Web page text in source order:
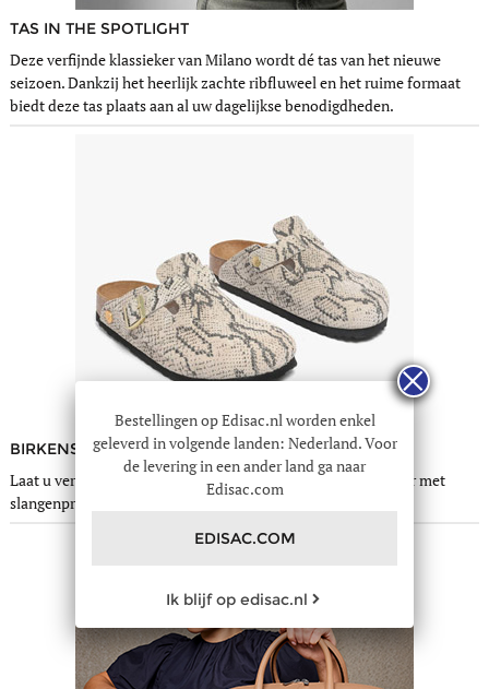
TAS IN THE SPOTLIGHT
Deze verfijnde klassieker van Milano wordt dé tas van het nieuwe
seizoen. Dankzij het heerlijk zachte ribfluweel en het ruime formaat
biedt deze tas plaats aan al uw dagelijkse benodigdheden.
BIRKENSTOCK
Laat u verleiden door de trendy Birkenstock-slippers van leer met
slangenprint, waar u niet meer zonder zult kunnen.
Bestellingen op Edisac.nl worden enkel
geleverd in volgende landen: Nederland. Voor
de levering in een ander land ga naar
Edisac.com
EDISAC.COM
Ik blijf op edisac.nl